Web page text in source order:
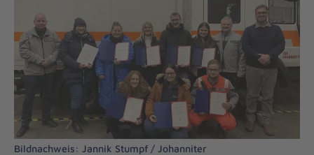
Bildnachweis: Jannik Stumpf / Johanniter